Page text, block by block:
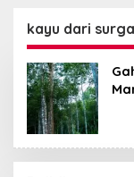
Stabat
kayu dari surga